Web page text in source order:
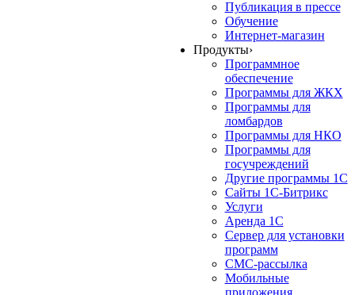
Публикация в прессе
Обучение
Интернет-магазин
Продукты›
Программное
обеспечение
Программы для ЖКХ
Программы для
ломбардов
Программы для НКО
Программы для
госучреждений
Другие программы 1С
Сайты 1С-Битрикс
Услуги
Аренда 1С
Сервер для установки
программ
СМС-рассылка
Мобильные
приложения